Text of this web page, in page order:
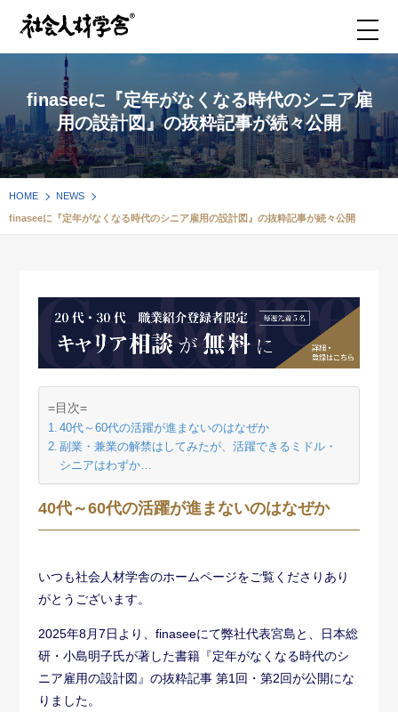
finaseeに『定年がなくなる時代のシニア雇
用の設計図』の抜粋記事が続々公開
HOME NEWS
finaseeに『定年がなくなる時代のシニア雇用の設計図』の抜粋記事が続々公開
=目次=
40代～60代の活躍が進まないのはなぜか
副業・兼業の解禁はしてみたが、活躍できるミドル・
シニアはわずか…
40代～60代の活躍が進まないのはなぜか
いつも社会人材学舎のホームページをご覧くださりあり
がとうございます。
2025年8月7日より、finaseeにて弊社代表宮島と、日本総
研・小島明子氏が著した書籍『定年がなくなる時代のシ
ニア雇用の設計図』の抜粋記事 第1回・第2回が公開にな
りました。